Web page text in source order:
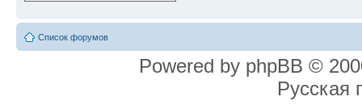
Список форумов
Powered by phpBB ©
Русская